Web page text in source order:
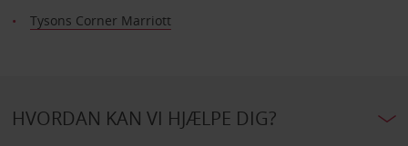
Tysons Corner Marriott
HVORDAN KAN VI HJÆLPE DIG?